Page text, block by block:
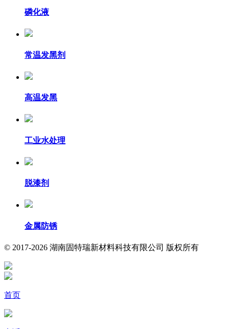
磷化液
常温发黑剂
高温发黑
工业水处理
脱漆剂
金属防锈
© 2017-2026 湖南固特瑞新材料科技有限公司 版权所有
首页